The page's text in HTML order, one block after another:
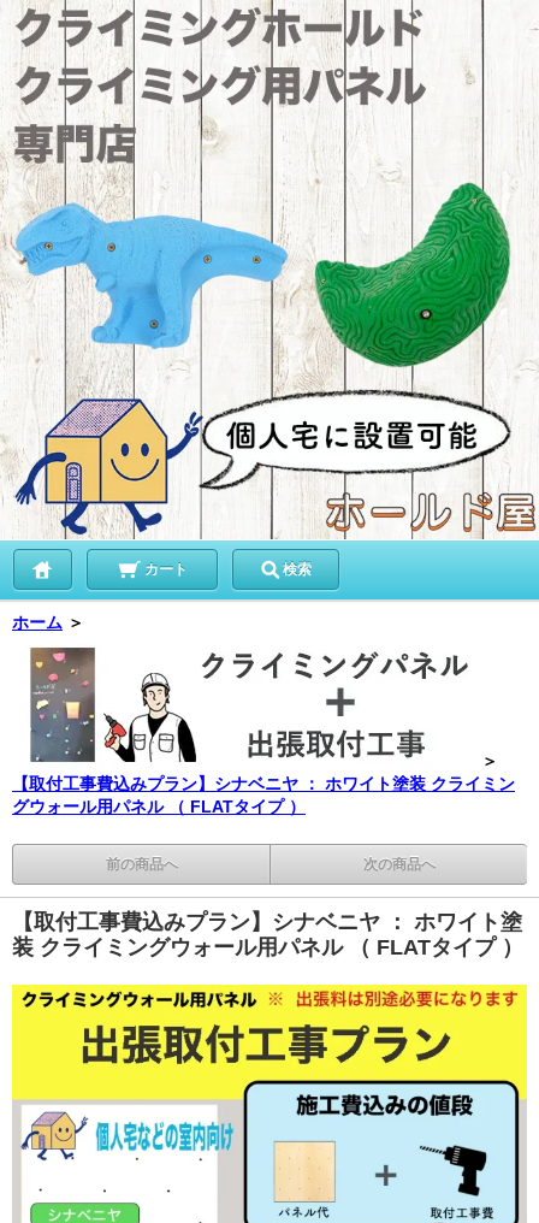
カート 検索
ホーム ＞
＞
【取付工事費込みプラン】シナベニヤ ： ホワイト塗装 クライミン
グウォール用パネル （ FLATタイプ ）
前の商品へ 次の商品へ
【取付工事費込みプラン】シナベニヤ ： ホワイト塗
装 クライミングウォール用パネル （ FLATタイプ ）